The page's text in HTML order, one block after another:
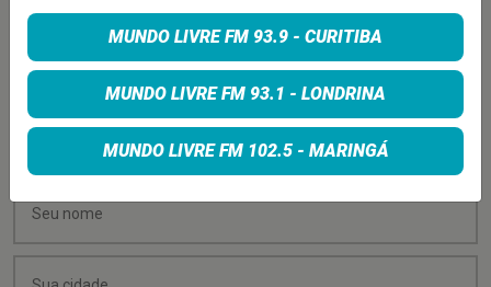
PEÇA SUA MÚSICA
Quer sugerir uma música para rolar na minha
programação? É só preencher os campos abaixo:
MUNDO LIVRE FM 93.9 - CURITIBA
MUNDO LIVRE FM 93.1 - LONDRINA
MUNDO LIVRE FM 102.5 - MARINGÁ